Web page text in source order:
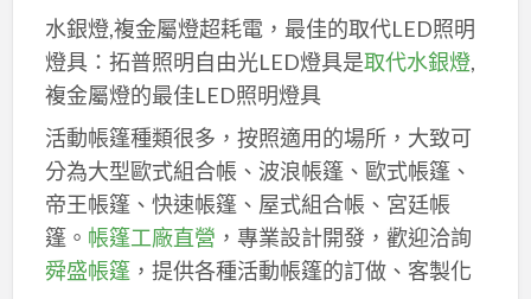
水銀燈,複金屬燈超耗電，最佳的取代LED照明
燈具：拓普照明自由光LED燈具是取代水銀燈,
複金屬燈的最佳LED照明燈具
活動帳篷種類很多，按照適用的場所，大致可
分為大型歐式組合帳、波浪帳篷、歐式帳篷、
帝王帳篷、快速帳篷、屋式組合帳、宮廷帳
篷。 帳篷工廠直營 ，專業設計開發，歡迎洽詢
舜盛帳篷，提供各種活動帳篷的訂做、客製化